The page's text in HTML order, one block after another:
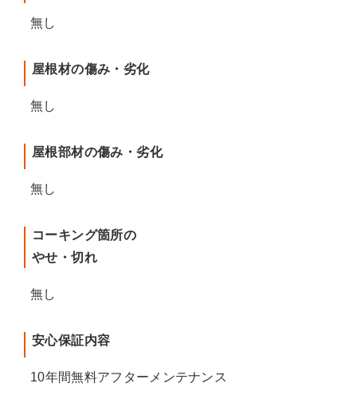
無し
屋根材の傷み・劣化
無し
屋根部材の傷み・劣化
無し
コーキング箇所の
やせ・切れ
無し
安心保証内容
10年間無料アフターメンテナンス